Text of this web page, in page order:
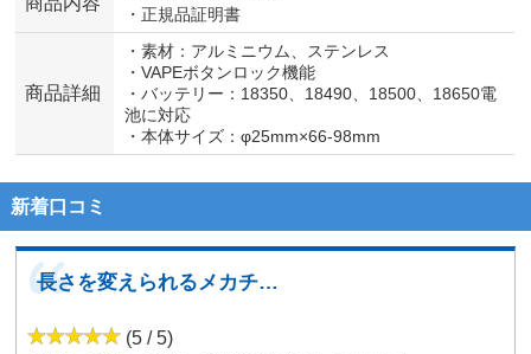
・正規品証明書
商品詳細
・素材：アルミニウム、ステンレス
・VAPEボタンロック機能
・バッテリー：18350、18490、18500、18650電
池に対応
・本体サイズ：φ25mm×66-98mm
新着口コミ
長さを変えられるメカチューブ
(5 / 5)